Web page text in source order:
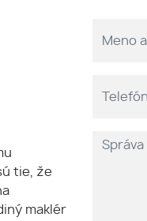
tie, že
maklér